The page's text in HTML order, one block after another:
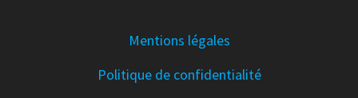
Mentions légales
Politique de confidentialité